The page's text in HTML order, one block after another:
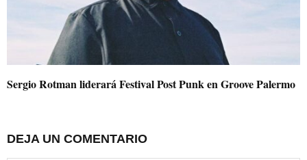
Sergio Rotman liderará Festival Post Punk en Groove Palermo
DEJA UN COMENTARIO